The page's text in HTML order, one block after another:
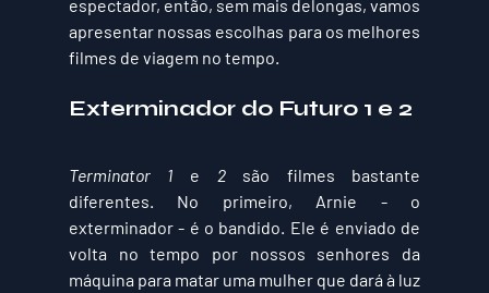
espectador, então, sem mais delongas, vamos
apresentar nossas escolhas para os melhores
filmes de viagem no tempo.
Exterminador do Futuro 1 e 2
Terminator 1 e 2 são filmes bastante
diferentes. No primeiro, Arnie - o
exterminador - é o bandido. Ele é enviado de
volta no tempo por nossos senhores da
máquina para matar uma mulher que dará à luz